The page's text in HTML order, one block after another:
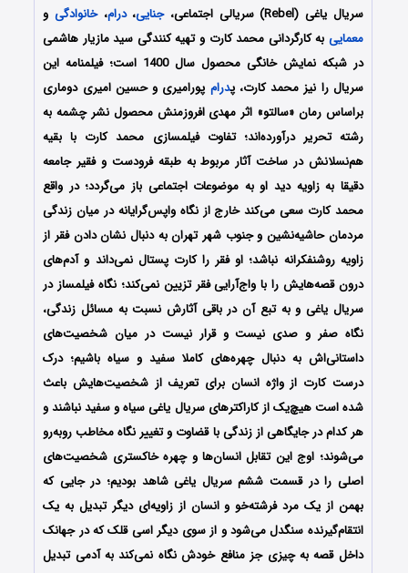
سریال یاغی (Rebel) سریالی اجتماعی،
جنایی،درام،خانوادگی و
معمایی به کارگردانی محمد کارت و تهیه کنندگی سید مازیار هاشمی
در شبکه نمایش خانگی محصول سال 1400 است؛ فیلمنامه این
سریال را نیز محمد کارت، پدرام پورامیری و حسین امیری دوماری
براساس رمان «سالتو» اثر مهدی افروزمنش محصول نشر چشمه به
رشته تحریر درآورده‌اند؛ تفاوت فیلمسازی محمد کارت با بقیه
هم‌نسلانش در ساخت آثار مربوط به طبقه فرودست و فقیر جامعه
دقیقا به زاویه دید او به موضوعات اجتماعی باز می‌گردد؛ در واقع
محمد کارت سعی می‌کند خارج از نگاه واپس‌گرایانه در میان زندگی
مردمان حاشیه‌نشین و جنوب شهر تهران به دنبال نشان دادن فقر از
زاویه روشنفکرانه نباشد؛ او فقر را کارت پستال نمی‌داند و آدم‌های
درون قصه‌هایش را با واج‌آرایی فقر تزیین نمی‌کند؛ نگاه فیلمساز در
سریال یاغی و به تبع آن در باقی آثارش نسبت به مسائل زندگی،
نگاه صفر و صدی نیست و قرار نیست در میان شخصیت‌های
داستانی‌اش به دنبال چهره‌های کاملا سفید و سیاه باشیم؛ درک
درست کارت از واژه انسان برای تعریف از شخصیت‌هایش باعث
شده است هیچ‌یک از کاراکترهای سریال یاغی سیاه و سفید نباشند و
هر کدام در جایگاهی از زندگی با قضاوت و تغییر نگاه مخاطب روبه‌رو
می‌شوند؛ اوج این تقابل انسان‌ها و چهره‌ خاکستری شخصیت‌های
اصلی را در قسمت ششم سریال یاغی شاهد بودیم؛ در جایی که
بهمن از یک مرد فرشته‌خو و انسان از زاویه‌ای دیگر تبدیل به یک
انتقام‌گیرنده سنگدل می‌شود و از سوی دیگر اسی قلک که در جهانک
داخل قصه به چیزی جز منافع خودش نگاه نمی‌کند به آدمی تبدیل